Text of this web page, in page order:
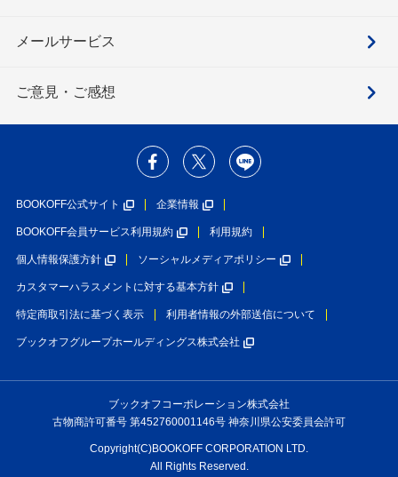
メールサービス
ご意見・ご感想
BOOKOFF公式サイト 企業情報
BOOKOFF会員サービス利用規約 利用規約
個人情報保護方針 ソーシャルメディアポリシー
カスタマーハラスメントに対する基本方針
特定商取引法に基づく表示 利用者情報の外部送信について
ブックオフグループホールディングス株式会社
ブックオフコーポレーション株式会社
古物商許可番号 第452760001146号 神奈川県公安委員会許可
Copyright(C)BOOKOFF CORPORATION LTD.
All Rights Reserved.